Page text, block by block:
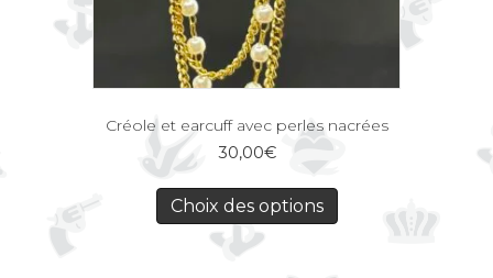
Créole et earcuff avec perles nacrées
30,00€
Choix des options